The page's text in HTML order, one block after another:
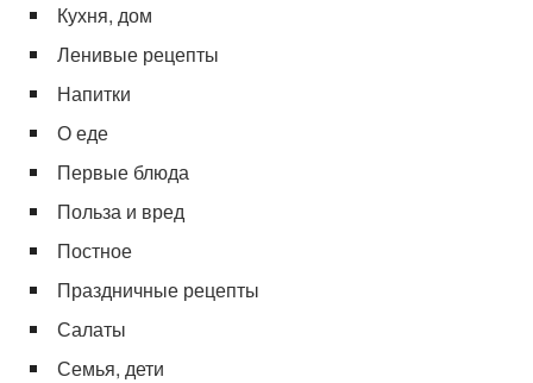
Кухня, дом
Ленивые рецепты
Напитки
О еде
Первые блюда
Польза и вред
Постное
Праздничные рецепты
Салаты
Семья, дети